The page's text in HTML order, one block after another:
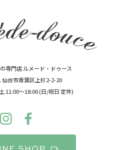
専門店 ルメード・ドゥース
仙台市青葉区上杉2-2-20
11:00～18:00 (日/祝日 定休)